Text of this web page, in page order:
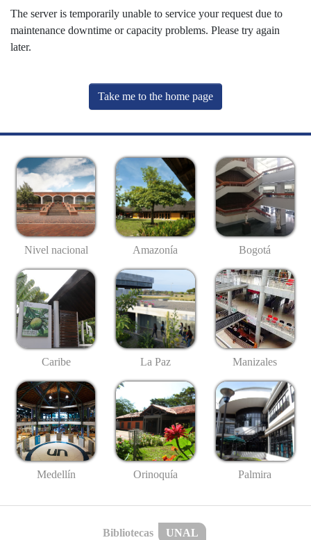
The server is temporarily unable to service your request due to
maintenance downtime or capacity problems. Please try again
later.
Take me to the home page
Nivel nacional Amazonía Bogotá
Caribe La Paz Manizales
Medellín Orinoquía Palmira
Bibliotecas UNAL